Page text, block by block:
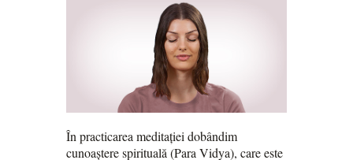
În practicarea meditației dobândim
cunoaștere spirituală (Para Vidya), care este